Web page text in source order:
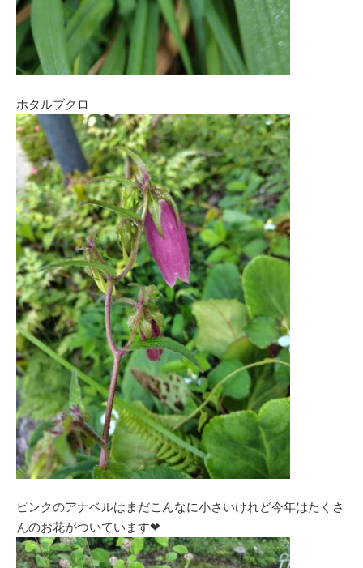
ホタルブクロ
ピンクのアナベルはまだこんなに小さいけれど今年はたくさ
んのお花がついています❤